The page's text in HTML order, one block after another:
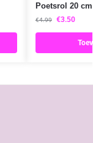
Poetsrol 20
€4.99 €3.50